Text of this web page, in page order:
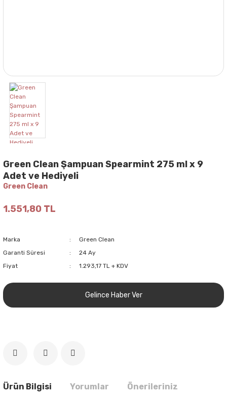
Green Clean Şampuan Spearmint 275 ml x 9
Adet ve Hediyeli
Green Clean
1.551,80 TL
Marka
Green Clean
Garanti Süresi
24 Ay
Fiyat
1.293,17 TL + KDV
Gelince Haber Ver
Ürün Bilgisi Yorumlar Önerileriniz